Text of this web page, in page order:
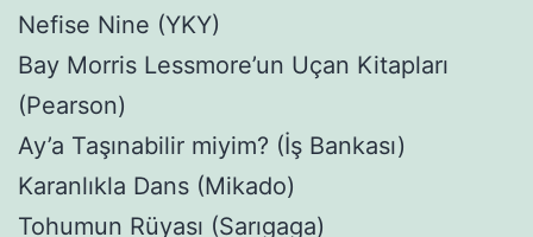
Nefise Nine (YKY)
Bay Morris Lessmore’un Uçan Kitapları
(Pearson)
Ay’a Taşınabilir miyim? (İş Bankası)
Karanlıkla Dans (Mikado)
Tohumun Rüyası (Sarıgaga)